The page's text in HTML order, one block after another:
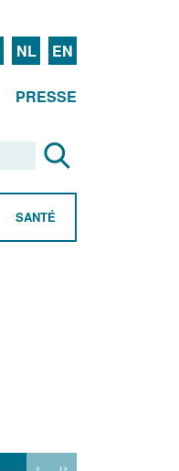
NL EN
PRESSE
SANTÉ